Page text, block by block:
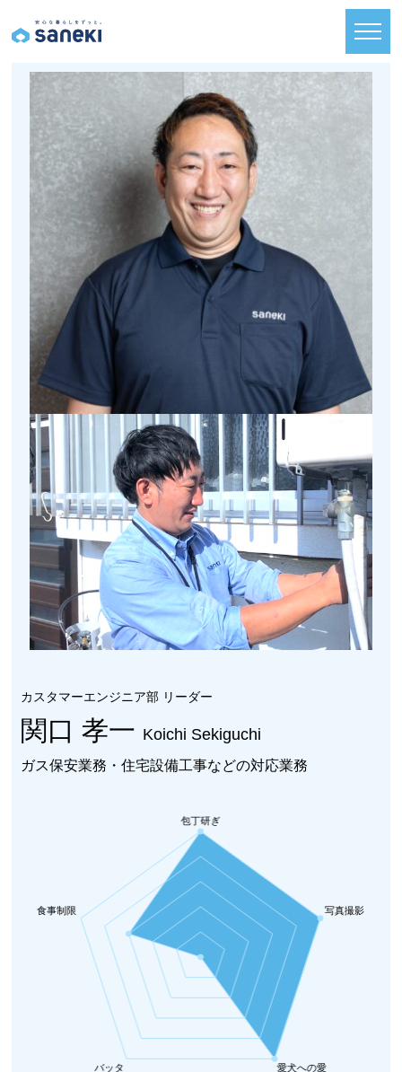
カスタマーエンジニア部 リーダー
関口 孝一 Koichi Sekiguchi
ガス保安業務・住宅設備工事などの対応業務